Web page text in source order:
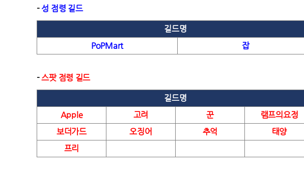
- 성 점령 길드
길드명
PoPMart
잡
-스팟 점령 길드
길드명
Apple
고려 꾼
램프의요정
보더가드
오징어 추억
태양
프리